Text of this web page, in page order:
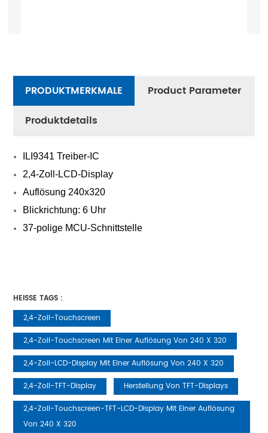
PRODUKTMERKMALE
Product Parameter
Produktdetails
ILI9341 Treiber-IC
2,4-Zoll-LCD-Display
Auflösung 240x320
Blickrichtung: 6 Uhr
37-polige MCU-Schnittstelle
HEISSE TAGS :
2,4-Zoll-Touchscreen
2,4-Zoll-Touchscreen Mit Einer Auflösung Von 240 X 320
2,4-Zoll-LCD-Display Mit Einer Auflösung Von 240 X 320
2,4-Zoll-TFT-Display
Herstellung Von TFT-Displays
2,4-Zoll-Touchscreen-TFT-LCD-Display Mit Einer Auflösung
Von 240 X 320